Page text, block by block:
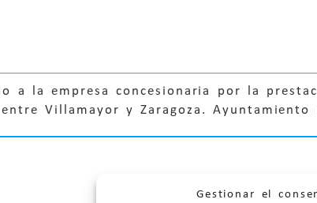
Gestionar el
a la empresa concesionaria por la
Villamayor y Zaragoza. Ayuntamiento